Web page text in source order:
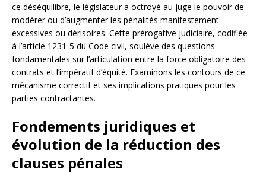
ce déséquilibre, le législateur a octroyé au juge le pouvoir de
modérer ou d’augmenter les pénalités manifestement
excessives ou dérisoires. Cette prérogative judiciaire, codifiée
à l’article 1231-5 du Code civil, soulève des questions
fondamentales sur l’articulation entre la force obligatoire des
contrats et l’impératif d’équité. Examinons les contours de ce
mécanisme correctif et ses implications pratiques pour les
parties contractantes.
Fondements juridiques et
évolution de la réduction des
clauses pénales